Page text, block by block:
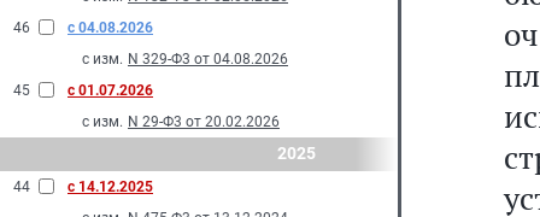
46
с 04.08.2026
с изм. N 329-Ф3 от 04.08.2026
45
с 01.07.2026
с изм. N 29-Ф3 от 20.02.2026
2025
44
с 14.12.2025